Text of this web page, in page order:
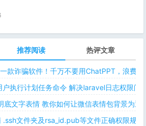
推荐阅读 热评文章
款诈骗软件！千万不要用ChatPPT，浪费时
户执行计划任务命令 解决laravel日志权限问
底文字表情 教你如何让微信表情包背景为
文件夹及rsa_id.pub等文件正确权限规则